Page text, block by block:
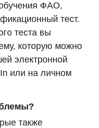
ФAO,
тест.
теста вы
которую можно
электронной
или на личном
также